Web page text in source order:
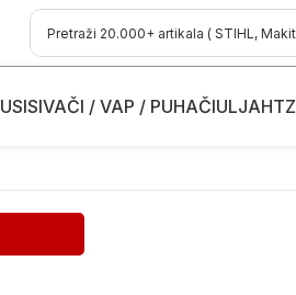
USISIVAČI / VAP / PUHAČIULJAHTZ